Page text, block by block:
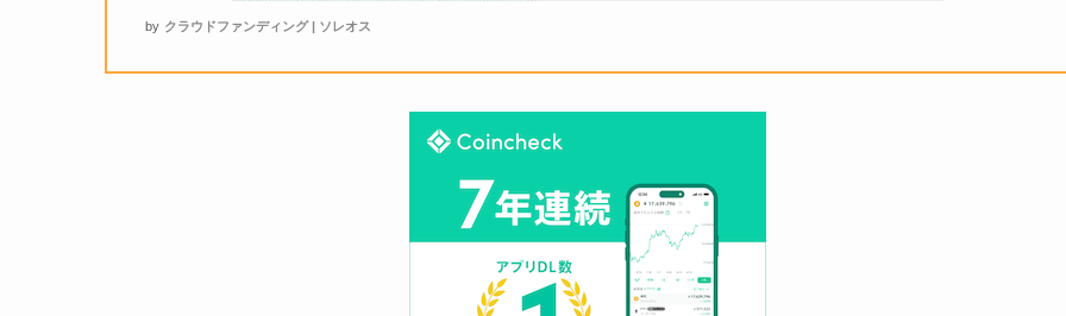
by クラウドファンディング | ソレオス